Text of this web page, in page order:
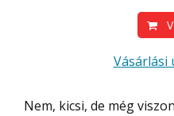
Nem, kicsi, de még viszonylag kis helyet foglal, ami